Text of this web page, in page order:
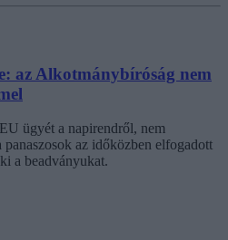
az Alkotmánybíróság nem
ügyét a napirendről, nem
az időközben elfogadott
a beadványukat.